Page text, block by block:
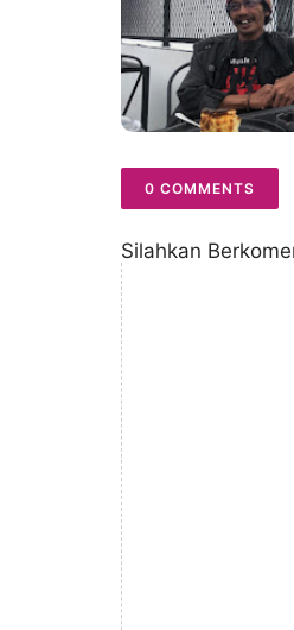
0 COMMENTS
Silahkan